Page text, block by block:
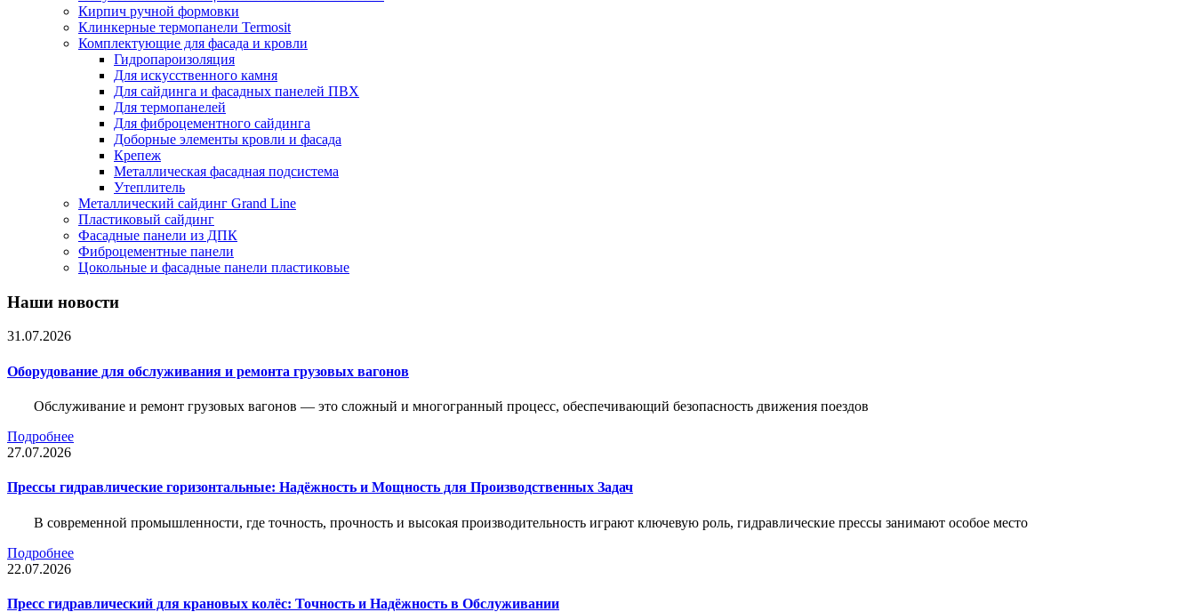
Кирпич ручной формовки
Клинкерные термопанели Termosit
Комплектующие для фасада и кровли
Гидропароизоляция
Для искусственного камня
Для сайдинга и фасадных панелей ПВХ
Для термопанелей
Для фиброцементного сайдинга
Доборные элементы кровли и фасада
Крепеж
Металлическая фасадная подсистема
Утеплитель
Металлический сайдинг Grand Line
Пластиковый сайдинг
Фасадные панели из ДПК
Фиброцементные панели
Цокольные и фасадные панели пластиковые
Наши новости
31.07.2026
Оборудование для обслуживания и ремонта грузовых вагонов
Обслуживание и ремонт грузовых вагонов — это сложный и многогранный процесс, обеспечивающий безопасность движения поездов
Подробнее
27.07.2026
Прессы гидравлические горизонтальные: Надёжность и Мощность для Производственных Задач
В современной промышленности, где точность, прочность и высокая производительность играют ключевую роль, гидравлические прессы занимают особое место
Подробнее
22.07.2026
Пресс гидравлический для крановых колёс: Точность и Надёжность в Обслуживании